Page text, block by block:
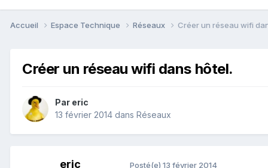
Accueil Espace Technique Réseaux Créer un réseau wifi
Créer un réseau wifi dans hôtel.
Par eric
13 février 2014 dans Réseaux
eric Posté(e) 13 février 2014